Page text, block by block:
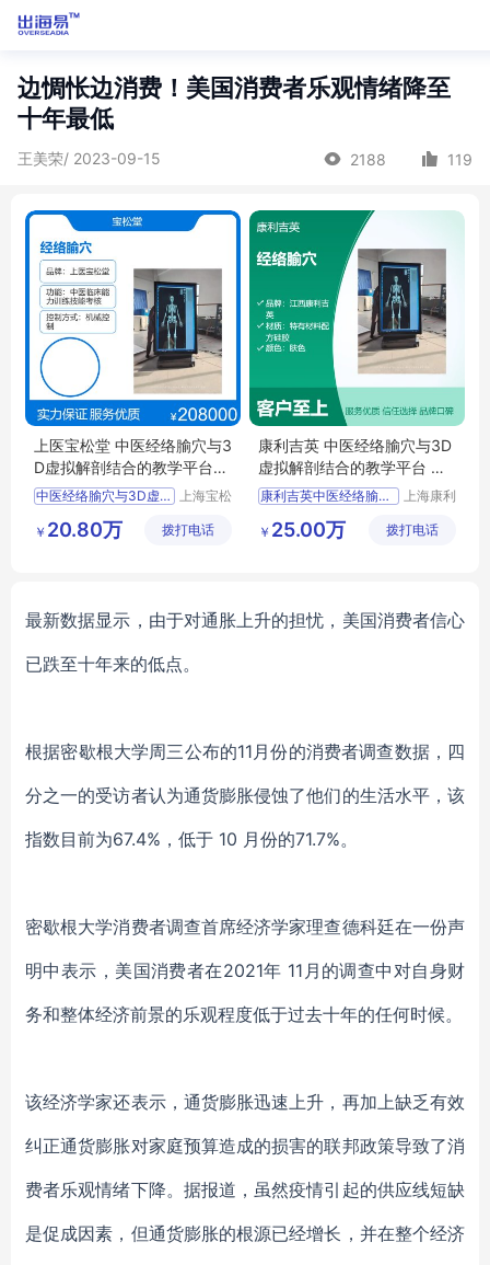
边惆怅边消费！美国消费者乐观情绪降至
十年最低
王美荣/ 2023-09-15 2188 119
上医宝松堂 中医经络腧穴与3
D虚拟解剖结合的教学平台
针灸医教实训
中医经络腧穴与3D虚拟解剖结合的教学平台
上医宝松堂中医经络腧穴与3D虚拟解剖结合的教学平台
上海宝松
技有限公
￥ 20.80万 拨打电话
康利吉英 中医经络腧穴与3D
虚拟解剖结合的教学平台 针
灸实训教学
康利吉英中医经络腧穴与3D虚拟解剖结合的教学平台
康利吉英经络腧穴与3D虚拟解剖结合的教学平台
上海康利
科技有限
￥ 25.00万 拨打电话
最新数据显示，由于对通胀上升的担忧，美国消费者信心
已跌至十年来的低点。
根据密歇根大学周三公布的11月份的消费者调查数据，四
分之一的受访者认为通货膨胀侵蚀了他们的生活水平，该
指数目前为67.4%，低于 10 月份的71.7%。
密歇根大学消费者调查首席经济学家理查德科廷在一份声
明中表示 ，美国消费者在2021年 11月的调查中对自身财
务和整体经济前景的乐观程度低于过去十年的任何时候。
该经济学家还表示， 通货膨胀迅速上升，再加上缺乏有效
纠正通货膨胀对家庭预算造成的损害的联邦政策导致了消
费者乐观情绪下降。 据报道，虽然疫情引起的供应线短缺
是促成因素，但通货膨胀的根源已经增长，并在整个经济